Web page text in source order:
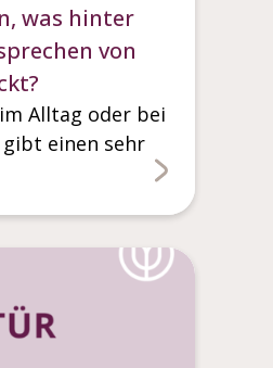
was hinter
von
Alltag oder bei
einen sehr